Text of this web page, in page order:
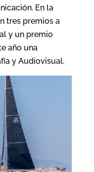
En la
tres premios a
y un premio
año una
y Audiovisual.